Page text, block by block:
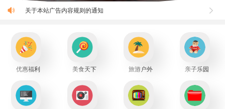
关于本站广告内容规则的通知
优惠福利 美食天下 旅游户外 亲子乐园